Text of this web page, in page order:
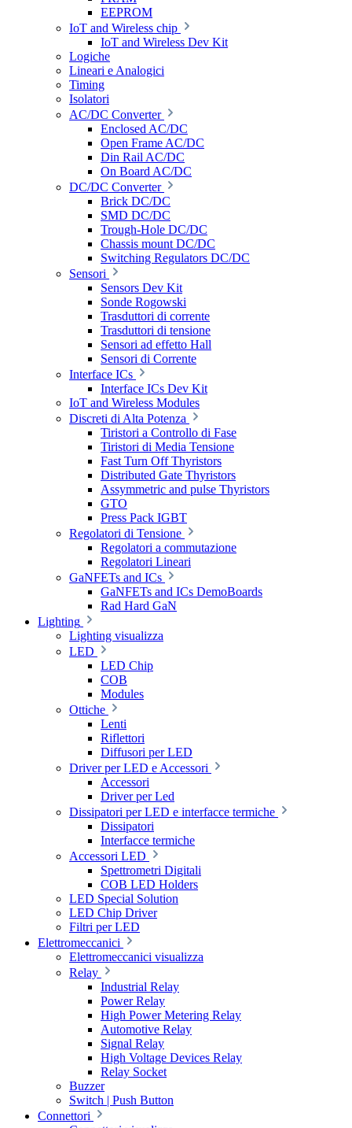
EEPROM
IoT and Wireless chip
IoT and Wireless Dev Kit
Logiche
Lineari e Analogici
Timing
Isolatori
AC/DC Converter
Enclosed AC/DC
Open Frame AC/DC
Din Rail AC/DC
On Board AC/DC
DC/DC Converter
Brick DC/DC
SMD DC/DC
Trough-Hole DC/DC
Chassis mount DC/DC
Switching Regulators DC/DC
Sensori
Sensors Dev Kit
Sonde Rogowski
Trasduttori di corrente
Trasduttori di tensione
Sensori ad effetto Hall
Sensori di Corrente
Interface ICs
Interface ICs Dev Kit
IoT and Wireless Modules
Discreti di Alta Potenza
Tiristori a Controllo di Fase
Tiristori di Media Tensione
Fast Turn Off Thyristors
Distributed Gate Thyristors
Assymmetric and pulse Thyristors
GTO
Press Pack IGBT
Regolatori di Tensione
Regolatori a commutazione
Regolatori Lineari
GaNFETs and ICs
GaNFETs and ICs DemoBoards
Rad Hard GaN
Lighting
Lighting visualizza
LED
LED Chip
COB
Modules
Ottiche
Lenti
Riflettori
Diffusori per LED
Driver per LED e Accessori
Accessori
Driver per Led
Dissipatori per LED e interfacce termiche
Dissipatori
Interfacce termiche
Accessori LED
Spettrometri Digitali
COB LED Holders
LED Special Solution
LED Chip Driver
Filtri per LED
Elettromeccanici
Elettromeccanici visualizza
Relay
Industrial Relay
Power Relay
High Power Metering Relay
Automotive Relay
Signal Relay
High Voltage Devices Relay
Relay Socket
Buzzer
Switch | Push Button
Connettori